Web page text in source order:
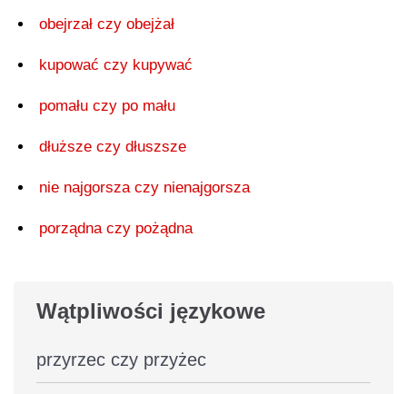
obejrzał czy obejżał
kupować czy kupywać
pomału czy po mału
dłuższe czy dłuszsze
nie najgorsza czy nienajgorsza
porządna czy pożądna
Wątpliwości językowe
przyrzec czy przyżec